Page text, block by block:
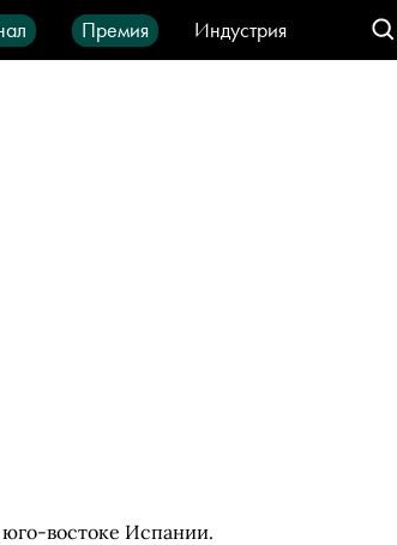
Премия
Индустрия
IT-продукты
востоке Испании.